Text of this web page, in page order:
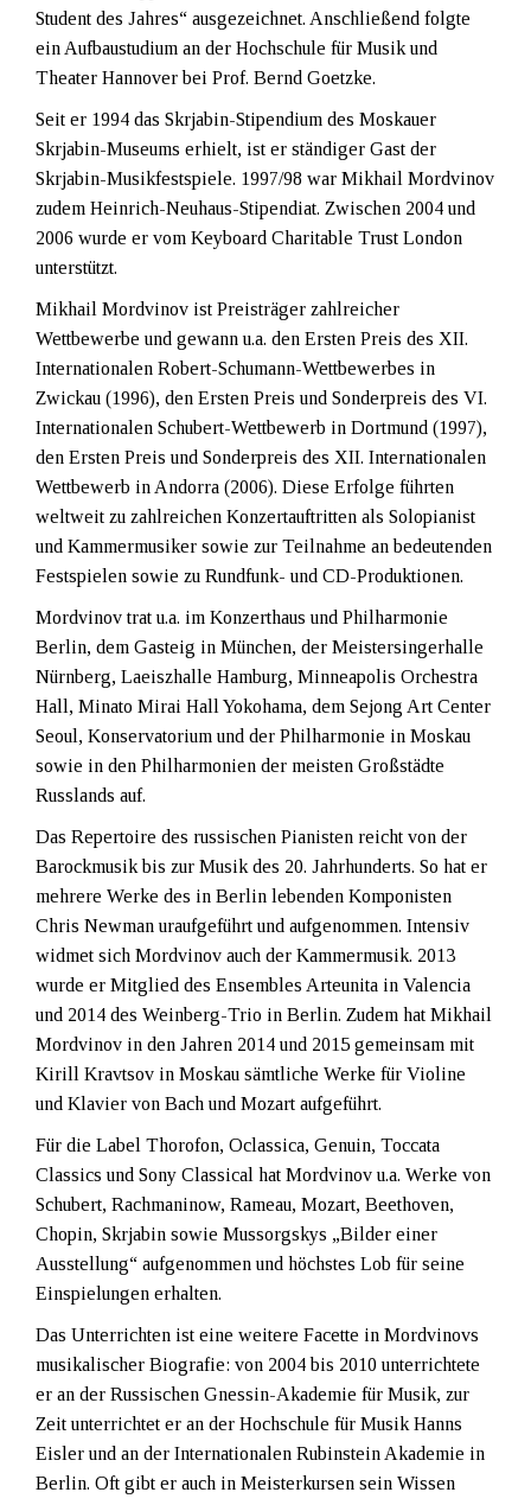
Student des Jahres“ ausgezeichnet. Anschließend folgte
ein Aufbaustudium an der Hochschule für Musik und
Theater Hannover bei Prof. Bernd Goetzke.
Seit er 1994 das Skrjabin-Stipendium des Moskauer
Skrjabin-Museums erhielt, ist er ständiger Gast der
Skrjabin-Musikfestspiele. 1997/98 war Mikhail Mordvinov
zudem Heinrich-Neuhaus-Stipendiat. Zwischen 2004 und
2006 wurde er vom Keyboard Charitable Trust London
unterstützt.
Mikhail Mordvinov ist Preisträger zahlreicher
Wettbewerbe und gewann u.a. den Ersten Preis des XII.
Internationalen Robert-Schumann-Wettbewerbes in
Zwickau (1996), den Ersten Preis und Sonderpreis des VI.
Internationalen Schubert-Wettbewerb in Dortmund (1997),
den Ersten Preis und Sonderpreis des XII. Internationalen
Wettbewerb in Andorra (2006). Diese Erfolge führten
weltweit zu zahlreichen Konzertauftritten als Solopianist
und Kammermusiker sowie zur Teilnahme an bedeutenden
Festspielen sowie zu Rundfunk- und CD-Produktionen.
Mordvinov trat u.a. im Konzerthaus und Philharmonie
Berlin, dem Gasteig in München, der Meistersingerhalle
Nürnberg, Laeiszhalle Hamburg, Minneapolis Orchestra
Hall, Minato Mirai Hall Yokohama, dem Sejong Art Center
Seoul, Konservatorium und der Philharmonie in Moskau
sowie in den Philharmonien der meisten Großstädte
Russlands auf.
Das Repertoire des russischen Pianisten reicht von der
Barockmusik bis zur Musik des 20. Jahrhunderts. So hat er
mehrere Werke des in Berlin lebenden Komponisten
Chris Newman uraufgeführt und aufgenommen. Intensiv
widmet sich Mordvinov auch der Kammermusik. 2013
wurde er Mitglied des Ensembles Arteunita in Valencia
und 2014 des Weinberg-Trio in Berlin. Zudem hat Mikhail
Mordvinov in den Jahren 2014 und 2015 gemeinsam mit
Kirill Kravtsov in Moskau sämtliche Werke für Violine
und Klavier von Bach und Mozart aufgeführt.
Für die Label Thorofon, Oclassica, Genuin, Toccata
Classics und Sony Classical hat Mordvinov u.a. Werke von
Schubert, Rachmaninow, Rameau, Mozart, Beethoven,
Chopin, Skrjabin sowie Mussorgskys „Bilder einer
Ausstellung“ aufgenommen und höchstes Lob für seine
Einspielungen erhalten.
Das Unterrichten ist eine weitere Facette in Mordvinovs
musikalischer Biografie: von 2004 bis 2010 unterrichtete
er an der Russischen Gnessin-Akademie für Musik, zur
Zeit unterrichtet er an der Hochschule für Musik Hanns
Eisler und an der Internationalen Rubinstein Akademie in
Berlin. Oft gibt er auch in Meisterkursen sein Wissen